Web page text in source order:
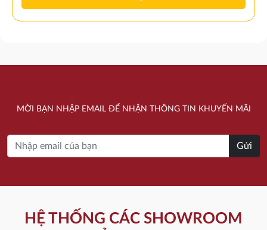
MỜI BẠN NHẬP EMAIL ĐỂ NHẬN THÔNG TIN KHUYẾN MÃI
Gửi
HỆ THỐNG CÁC SHOWROOM